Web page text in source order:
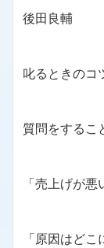
後田良輔
叱るときのコ
質問をするこ
「売上げが
「原因はどこ